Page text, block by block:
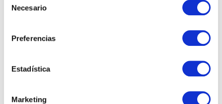
Necesario
Preferencias
Estadística
Marketing